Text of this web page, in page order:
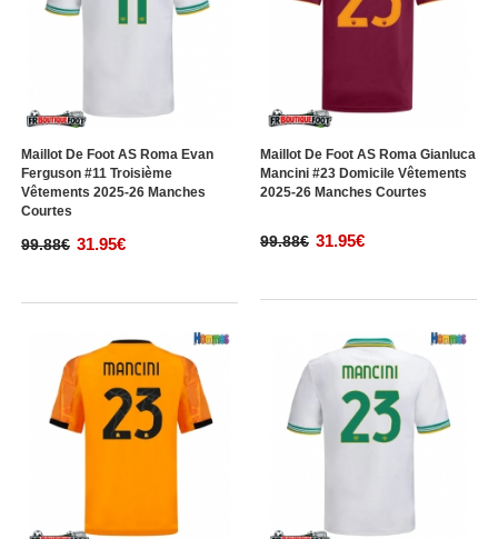
Maillot De Foot AS Roma Evan
Ferguson #11 Troisième
Vêtements 2025-26 Manches
Courtes
99.88€ 31.95€
Maillot De Foot AS Roma Gianluca
Mancini #23 Domicile Vêtements
2025-26 Manches Courtes
99.88€ 31.95€